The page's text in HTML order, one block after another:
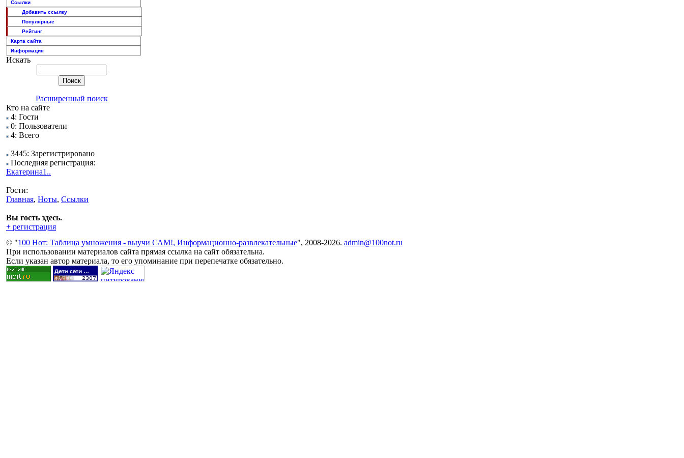
Ссылки
Добавить ссылку
Популярные
Рейтинг
Карта сайта
Информация
Искать
Расширенный поиск
Кто на сайте
4: Гости
0: Пользователи
4: Всего
3445: Зарегистрировано
Последняя регистрация:
Екатерина1..
Гости:
Главная, Ноты, Ссылки
Вы гость здесь.
+ регистрация
© "100 Нот: Таблица умножения - выучи САМ!, Информационно-развлекательные", 2008-2026. admin@100not.ru
При использовании материалов сайта прямая ссылка на сайт обязательна.
Если указан автор материала, то его упоминание при перепечатке обязательно.